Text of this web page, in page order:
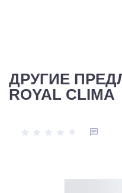
ДРУГИЕ
ROYAL CLIMA